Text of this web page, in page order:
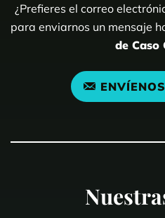
¿Prefieres el correo
para enviarnos un mensaje
de Caso